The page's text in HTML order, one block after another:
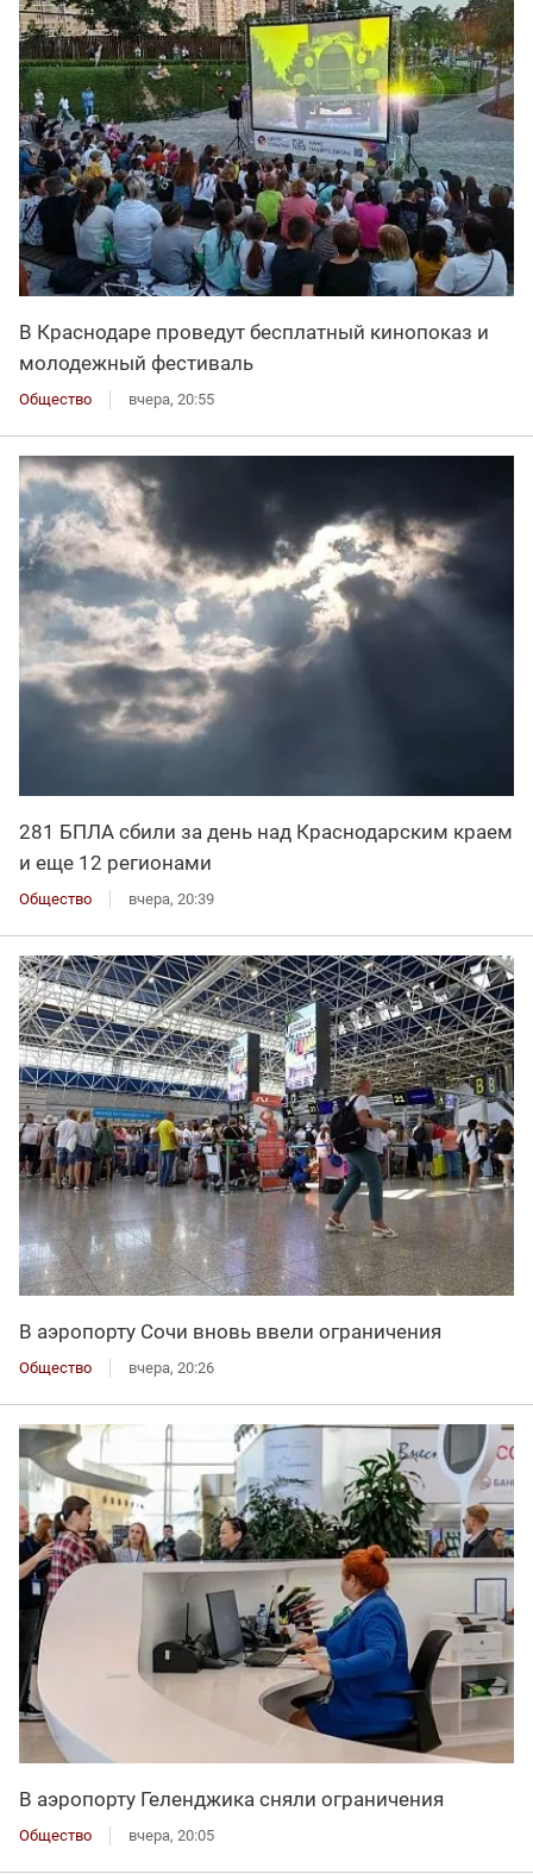
В Краснодаре проведут бесплатный кинопоказ и
молодежный фестиваль
Общество вчера, 20:55
281 БПЛА сбили за день над Краснодарским краем
и еще 12 регионами
Общество вчера, 20:39
В аэропорту Сочи вновь ввели ограничения
Общество вчера, 20:26
В аэропорту Геленджика сняли ограничения
Общество вчера, 20:05